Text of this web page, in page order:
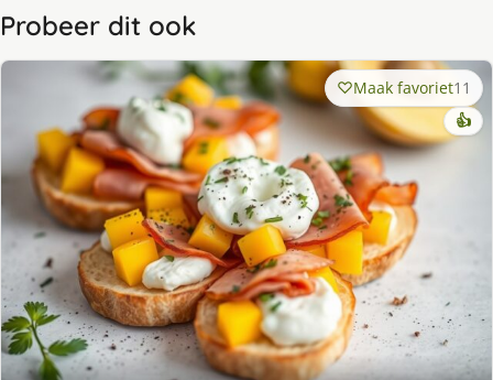
Probeer dit ook
Maak favoriet11
👍